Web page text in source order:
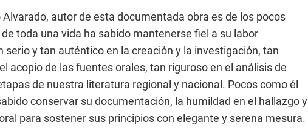
Alvarado, autor de esta documentada obra es de los pocos
toda una vida ha sabido mantenerse fiel a su labor
serio y tan auténtico en la creación y la investigación, tan
acopio de las fuentes orales, tan riguroso en el análisis de
de nuestra literatura regional y nacional. Pocos como él
conservar su documentación, la humildad en el hallazgo y
para sostener sus principios con elegante y serena mesura.